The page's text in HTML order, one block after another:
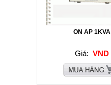
ON AP 1KVA
Giá: VND